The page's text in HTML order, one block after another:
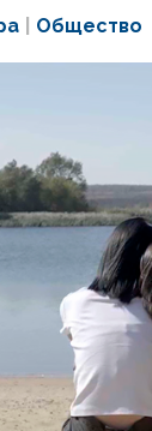
Общество